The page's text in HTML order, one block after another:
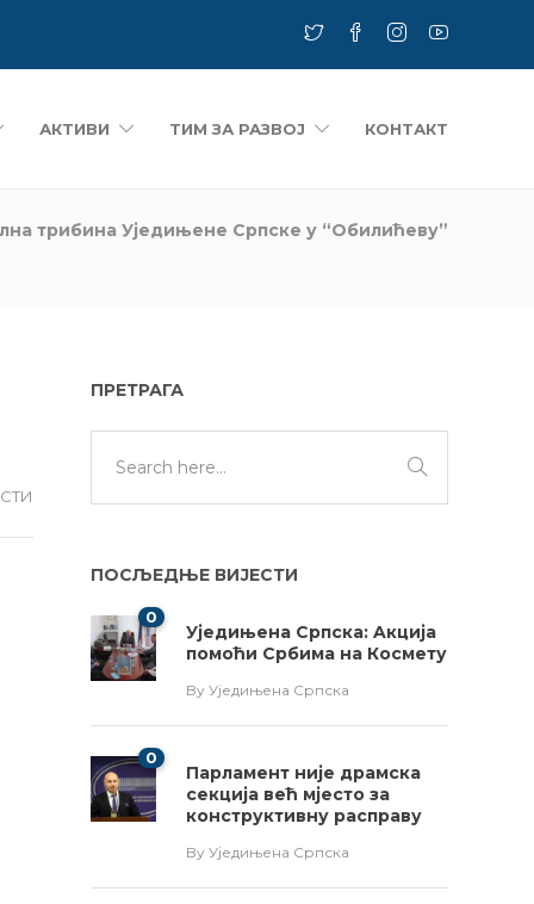
АКТИВИ ТИМ ЗА РАЗВОЈ КОНТАКТ
трибина Уједињене Српске у “Обилићеву”
ПРЕТРАГА
ПОСЉЕДЊЕ ВИЈЕСТИ
0
Уједињена Српска: Aкција
помоћи Србима на Космету
By Уједињена Српска
0
Парламент није драмска
секција већ мјесто за
конструктивну расправу
By Уједињена Српска